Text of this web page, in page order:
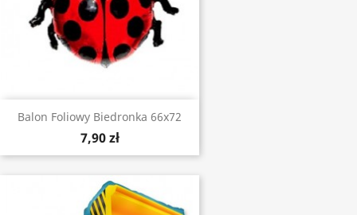
Balon Foliowy Biedronka 66x72
7,90 zł